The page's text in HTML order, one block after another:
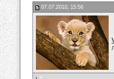
07.07.2010, 15:56